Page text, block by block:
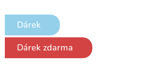
Dárek
Dárek zdarma